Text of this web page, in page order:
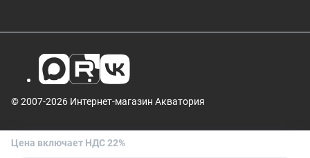
Цена включает НДС 22%
© 2007-2026 Интернет-магазин Акватория